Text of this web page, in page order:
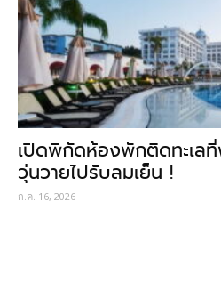
เปิดพิกัดห้องพักติดทะเล
วุ่นวายไปรับลมเย็น !
ก.ค. 16, 2026